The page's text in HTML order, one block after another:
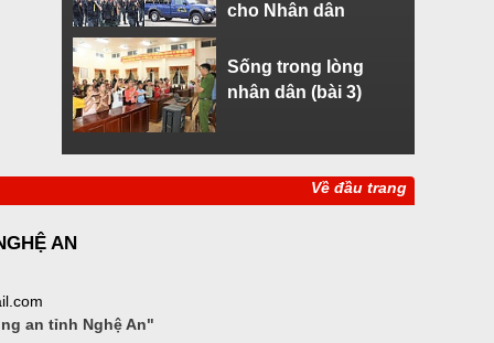
cho Nhân dân
Sống trong lòng
nhân dân (bài 3)
Về đầu trang
AN
an tỉnh Nghệ An"